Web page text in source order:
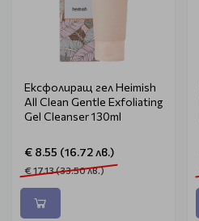
Ексфолиращ гел Heimish
All Clean Gentle Exfoliating
Gel Cleanser 130ml
€ 8.55 (16.72 лв.)
€ 17.13 (33.50 лв.)